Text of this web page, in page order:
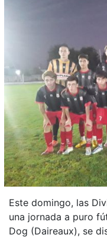
Este domingo, las
una jornada a puro
Dog (Daireaux), se